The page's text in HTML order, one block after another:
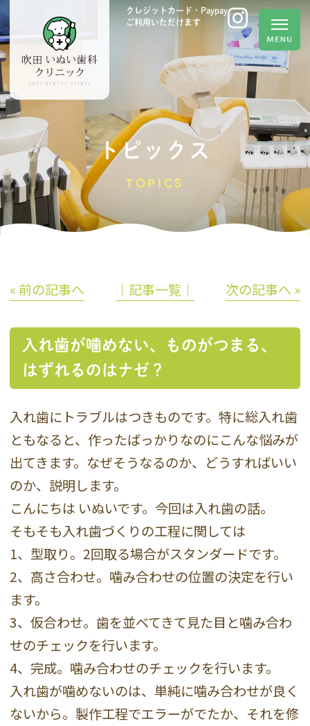
クレジットカード・Paypay
ご利用いただけます
トピックス
TOPICS
« 前の記事へ │記事一覧│ 次の記事へ »
入れ歯が噛めない、ものがつまる、
はずれるのはナゼ？
入れ歯にトラブルはつきものです。特に総入れ歯
ともなると、作ったばっかりなのにこんな悩みが
出てきます。なぜそうなるのか、どうすればいい
のか、説明します。
こんにちは いぬいです。今回は入れ歯の話。
そもそも入れ歯づくりの工程に関しては
1、型取り。2回取る場合がスタンダードです。
2、高さ合わせ。噛み合わせの位置の決定を行い
ます。
3、仮合わせ。歯を並べてきて見た目と噛み合わ
せのチェックを行います。
4、完成。噛み合わせのチェックを行います。
入れ歯が噛めないのは、単純に噛み合わせが良く
ないから。製作工程でエラーがでたか、それを修